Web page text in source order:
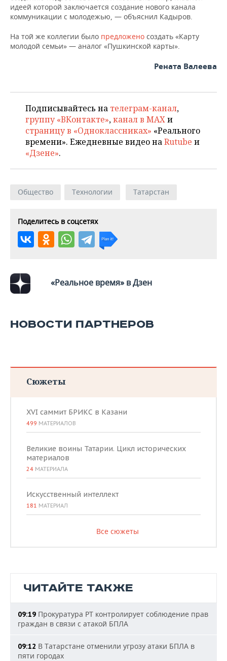
ВОДНЫЕ ВИДЫ СПОРТА
ОБРАЗОВАНИЕ
идеей которой заключается создание нового канала
коммуникации с молодежью, — объяснил Кадыров.
На той же коллегии было предложено создать «Карту
молодой семьи» — аналог «Пушкинской карты».
Рената Валеева
Подписывайтесь на телеграм-канал,
группу «ВКонтакте»,канал в MAXи
страницу в «Одноклассниках» «Реального
времени». Ежедневные видео наRutube и
«Дзене».
Общество Технологии Татарстан
Поделитесь в соцсетях
«Реальное время» в Дзен
НОВОСТИ ПАРТНЕРОВ
Сюжеты
XVI саммит БРИКС в Казани
499 МАТЕРИАЛОВ
Великие воины Татарии. Цикл исторических
материалов
24 МАТЕРИАЛА
Искусственный интеллект
181 МАТЕРИАЛ
Все сюжеты
ЧИТАЙТЕ ТАКЖЕ
09:19 Прокуратура РТ контролирует соблюдение прав
граждан в связи с атакой БПЛА
09:12 В Татарстане отменили угрозу атаки БПЛА в
пяти городах